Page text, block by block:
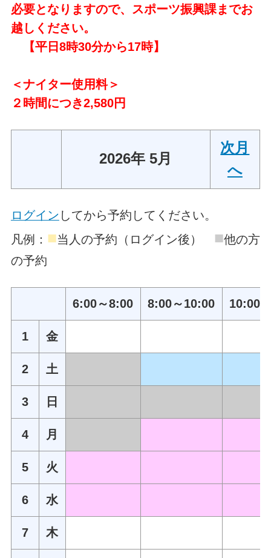
必要となりますので、スポーツ振興課までお
越しください。
【平日8時30分から17時】
＜ナイター使用料＞
２時間につき2,580円
2026年 5月
次月
へ
ログイン してから予約してください。
凡例： ■当人の予約（ログイン後） ■他の方
の予約
6:00～8:00 8:00～10:00 10:00
1 金
2 土
3 日
4 月
5 火
6 水
7 木